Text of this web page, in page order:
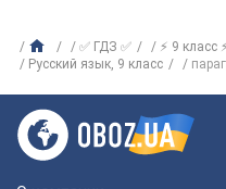
✅ ГДЗ ✅ ⚡ 9 класс
Русский язык, 9 класс